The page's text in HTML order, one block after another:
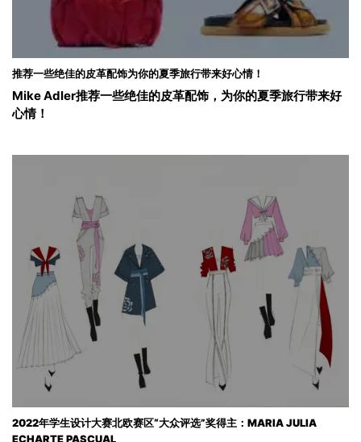
推荐一些绝佳的皮革配饰为你的夏季旅行带来好心情！
Mike Adler推荐一些绝佳的皮革配饰，为你的夏季旅行带来好
心情！
2022年学生设计大赛北欧赛区“大众评选”奖得主：MARIA JULIA
ECHARTE PASCUAL